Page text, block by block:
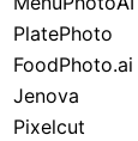
PlatePhoto
FoodPhoto.ai
Jenova
Pixelcut